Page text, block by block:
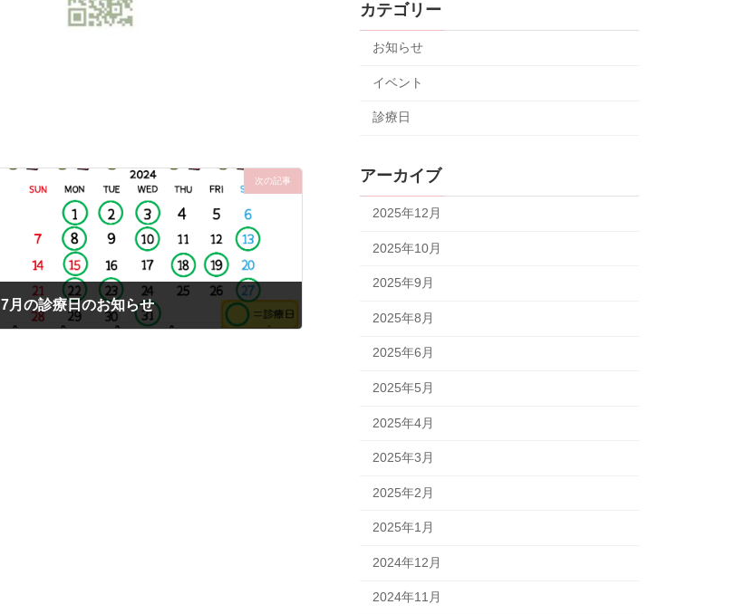
次の記事
7月の診療日のお知らせ
カテゴリー
お知らせ
イベント
診療日
アーカイブ
2025年12月
2025年10月
2025年9月
2025年8月
2025年6月
2025年5月
2025年4月
2025年3月
2025年2月
2025年1月
2024年12月
2024年11月